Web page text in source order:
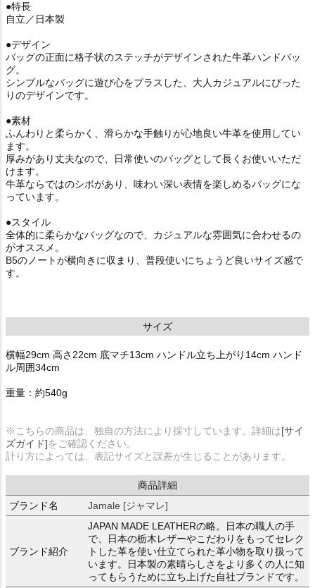
●特長
自立／日本製
●デザイン
バッグの正面に格子状のステッチがデザインされた牛革ハンドバッ
グ。
シンプルなバッグに遊び心をプラスした、大人カジュアルにぴった
りのデザインです。
●素材
ふんわりと柔らかく、滑らかな手触りが心地良い牛革を使用してい
ます。
厚みがあり丈夫なので、日常使いのバッグとして長くお使いいただ
けます。
牛革ならではのシボがあり、味わい深い表情を楽しめるバッグにな
っています。
●スタイル
全体的に柔らかなバッグなので、カジュアルな雰囲気に合わせるの
がオススメ。
B5のノートが横向きに収まり、普段使いにちょうど良いサイズ感で
す。
サイズ
横幅29cm 高さ22cm 底マチ13cm ハンドル立ち上がり14cm ハンド
ル周囲34cm
重量：約540g
※こちらの商品は、独自の方法により採寸しています。詳細は[サイ
ズガイド]をご確認ください。
計り方によっては、表記サイズと誤差が生じることがあります。
商品詳細
ブランド名
Jamale [ジャマレ]
ブランド紹介
JAPAN MADE LEATHERの略。日本の職人の手
で、日本の栃木レザーやこだわりをもってセレク
トした革を使い仕立てられた革小物を取り扱って
います。日本製の素晴らしさをより多くの人に知
ってもらうために立ち上げた自社ブランドです。